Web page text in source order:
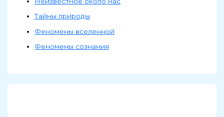
Тайны природы
Феномены вселенной
Феномены сознания